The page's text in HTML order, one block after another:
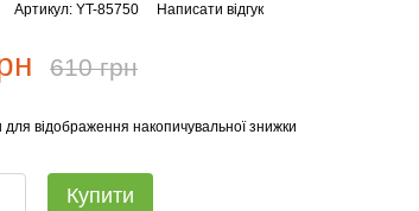
Артикул: YT-85750 Написати відгук
610 грн
для відображення накопичувальної знижки
Купити